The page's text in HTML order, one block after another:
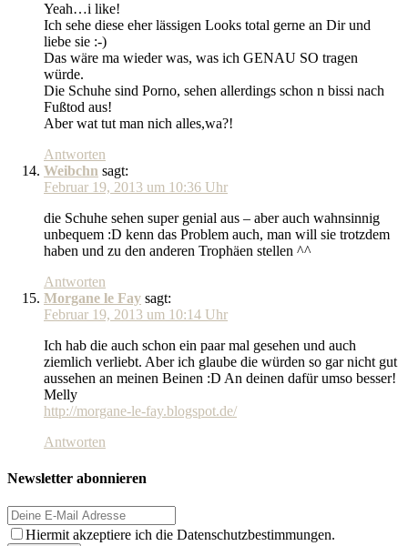
Yeah…i like!
Ich sehe diese eher lässigen Looks total gerne an Dir und
liebe sie :-)
Das wäre ma wieder was, was ich GENAU SO tragen
würde.
Die Schuhe sind Porno, sehen allerdings schon n bissi nach
Fußtod aus!
Aber wat tut man nich alles,wa?!
Antworten
Weibchn sagt:
Februar 19, 2013 um 10:36 Uhr
die Schuhe sehen super genial aus – aber auch wahnsinnig
unbequem :D kenn das Problem auch, man will sie trotzdem
haben und zu den anderen Trophäen stellen ^^
Antworten
Morgane le Fay sagt:
Februar 19, 2013 um 10:14 Uhr
Ich hab die auch schon ein paar mal gesehen und auch
ziemlich verliebt. Aber ich glaube die würden so gar nicht gut
aussehen an meinen Beinen :D An deinen dafür umso besser!
Melly
http://morgane-le-fay.blogspot.de/
Antworten
Newsletter abonnieren
Hiermit akzeptiere ich die Datenschutzbestimmungen.